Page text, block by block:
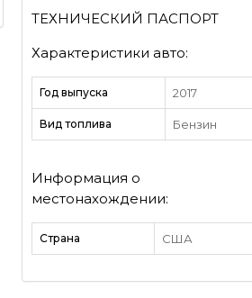
ТЕХНИЧЕСКИЙ ПАСПОРТ
Характеристики авто:
Год выпуска 2017
Вид топлива Бензин
Информация о
местонахождении:
Страна США